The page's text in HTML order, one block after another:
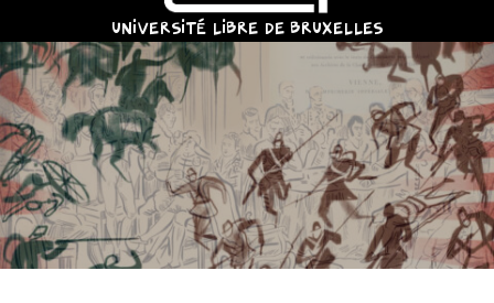
UNIVERSITÉ LIBRE DE BRUXELLES